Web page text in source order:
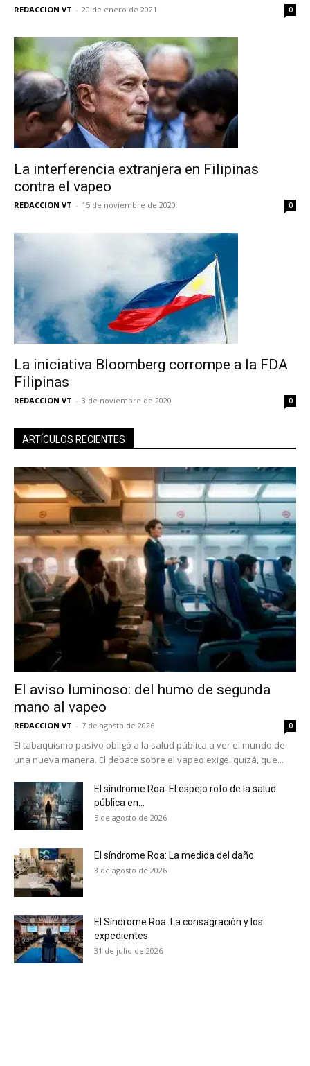
No te pierdas de las
últimas noticias
Suscríbete a nuestro boletín diario y
recibe todas las noticias del vapeo y la
reducción de daños en tu correo
Subscribe to our daily clipping and
receive all the news of vaping and
tobacco harm reduction in your email.
REDACCION VT - 20 de enero de 2021 0
La interferencia extranjera en Filipinas
contra el vapeo
REDACCION VT - 15 de noviembre de 2020 0
La iniciativa Bloomberg corrompe a la FDA
Filipinas
REDACCION VT - 3 de noviembre de 2020 0
ARTÍCULOS RECIENTES
El aviso luminoso: del humo de segunda
mano al vapeo
REDACCION VT - 7 de agosto de 2026 0
El tabaquismo pasivo obligó a la salud pública a ver el mundo de
una nueva manera. El debate sobre el vapeo exige, quizá, que...
El síndrome Roa: El espejo roto de la salud
pública en...
5 de agosto de 2026
El síndrome Roa: La medida del daño
3 de agosto de 2026
El Síndrome Roa: La consagración y los
expedientes
31 de julio de 2026